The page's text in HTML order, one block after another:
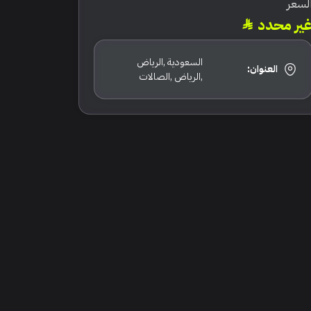
محدد
العنوان:
السعودية ,الرياض
,الرياض ,الصالات